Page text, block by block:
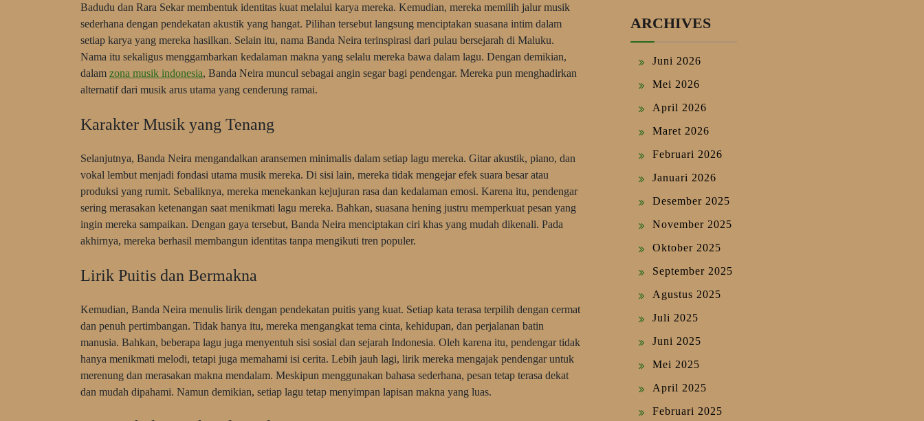
Badudu dan Rara Sekar membentuk identitas kuat melalui karya mereka. Kemudian, mereka memilih jalur musik
sederhana dengan pendekatan akustik yang hangat. Pilihan tersebut langsung menciptakan suasana intim dalam
setiap karya yang mereka hasilkan. Selain itu, nama Banda Neira terinspirasi dari pulau bersejarah di Maluku.
Nama itu sekaligus menggambarkan kedalaman makna yang selalu mereka bawa dalam lagu. Dengan demikian,
dalam zona musik indonesia, Banda Neira muncul sebagai angin segar bagi pendengar. Mereka pun menghadirkan
alternatif dari musik arus utama yang cenderung ramai.
Karakter Musik yang Tenang
Selanjutnya, Banda Neira mengandalkan aransemen minimalis dalam setiap lagu mereka. Gitar akustik, piano, dan
vokal lembut menjadi fondasi utama musik mereka. Di sisi lain, mereka tidak mengejar efek suara besar atau
produksi yang rumit. Sebaliknya, mereka menekankan kejujuran rasa dan kedalaman emosi. Karena itu, pendengar
sering merasakan ketenangan saat menikmati lagu mereka. Bahkan, suasana hening justru memperkuat pesan yang
ingin mereka sampaikan. Dengan gaya tersebut, Banda Neira menciptakan ciri khas yang mudah dikenali. Pada
akhirnya, mereka berhasil membangun identitas tanpa mengikuti tren populer.
Lirik Puitis dan Bermakna
Kemudian, Banda Neira menulis lirik dengan pendekatan puitis yang kuat. Setiap kata terasa terpilih dengan cermat
dan penuh pertimbangan. Tidak hanya itu, mereka mengangkat tema cinta, kehidupan, dan perjalanan batin
manusia. Bahkan, beberapa lagu juga menyentuh sisi sosial dan sejarah Indonesia. Oleh karena itu, pendengar tidak
hanya menikmati melodi, tetapi juga memahami isi cerita. Lebih jauh lagi, lirik mereka mengajak pendengar untuk
merenung dan merasakan makna mendalam. Meskipun menggunakan bahasa sederhana, pesan tetap terasa dekat
dan mudah dipahami. Namun demikian, setiap lagu tetap menyimpan lapisan makna yang luas.
ARCHIVES
Juni 2026
Mei 2026
April 2026
Maret 2026
Februari 2026
Januari 2026
Desember 2025
November 2025
Oktober 2025
September 2025
Agustus 2025
Juli 2025
Juni 2025
Mei 2025
April 2025
Februari 2025